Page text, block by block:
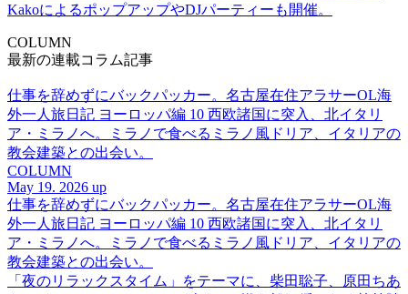
KakoによるポップアップやDJパーティーも開催。
COLUMN
最新の連載コラム記事
仕事を辞めずにバックパッカー。名古屋在住アラサーOL海
外一人旅日記 ヨーロッパ編 10 西欧諸国に突入、北イタリ
ア・ミラノへ。ミラノで食べるミラノ風ドリア、イタリアの
教会建築との出会い。
COLUMN
May 19. 2026 up
仕事を辞めずにバックパッカー。名古屋在住アラサーOL海
外一人旅日記 ヨーロッパ編 10 西欧諸国に突入、北イタリ
ア・ミラノへ。ミラノで食べるミラノ風ドリア、イタリアの
教会建築との出会い。
「夜のリラックスタイム」をテーマに、柴田聡子、原田ちあ